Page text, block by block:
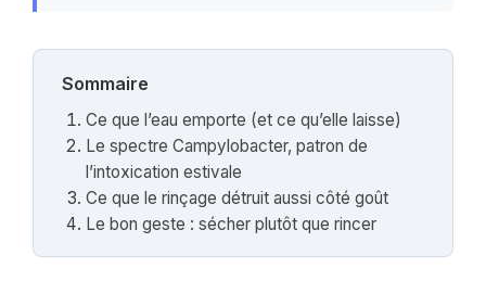
Sommaire
Ce que l’eau emporte (et ce qu’elle laisse)
Le spectre Campylobacter, patron de
l’intoxication estivale
Ce que le rinçage détruit aussi côté goût
Le bon geste : sécher plutôt que rincer